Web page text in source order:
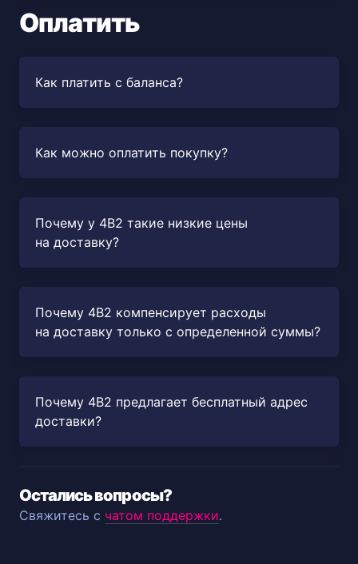
Оплатить
Как платить с баланса?
Как можно оплатить покупку?
Почему у 4B2 такие низкие цены
на доставку?
Почему 4B2 компенсирует расходы
на доставку только с определенной суммы?
Почему 4B2 предлагает бесплатный адрес
доставки?
Остались вопросы?
Свяжитесь с чатом поддержки.